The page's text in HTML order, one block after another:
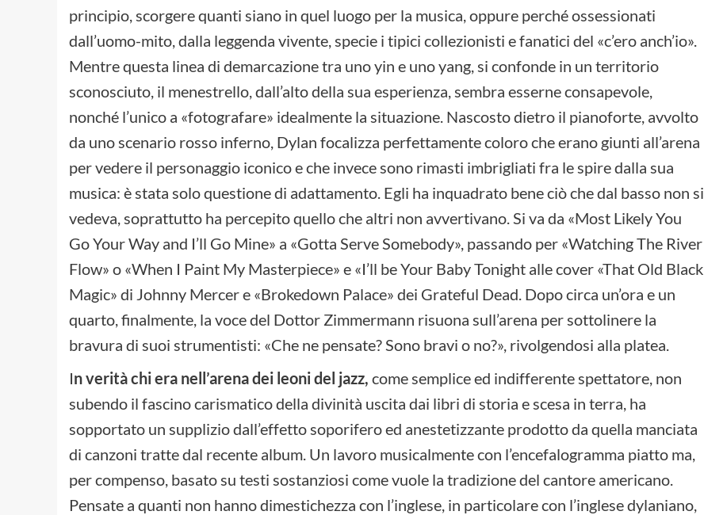
principio, scorgere quanti siano in quel luogo per la musica, oppure perché ossessionati
dall’uomo-mito, dalla leggenda vivente, specie i tipici collezionisti e fanatici del «c’ero anch’io».
Mentre questa linea di demarcazione tra uno yin e uno yang, si confonde in un territorio
sconosciuto, il menestrello, dall’alto della sua esperienza, sembra esserne consapevole,
nonché l’unico a «fotografare» idealmente la situazione. Nascosto dietro il pianoforte, avvolto
da uno scenario rosso inferno, Dylan focalizza perfettamente coloro che erano giunti all’arena
per vedere il personaggio iconico e che invece sono rimasti imbrigliati fra le spire dalla sua
musica: è stata solo questione di adattamento. Egli ha inquadrato bene ciò che dal basso non si
vedeva, soprattutto ha percepito quello che altri non avvertivano. Si va da «Most Likely You
Go Your Way and I’ll Go Mine» a «Gotta Serve Somebody», passando per «Watching The River
Flow» o «When I Paint My Masterpiece» e «I’ll be Your Baby Tonight alle cover «That Old Black
Magic» di Johnny Mercer e «Brokedown Palace» dei Grateful Dead. Dopo circa un’ora e un
quarto, finalmente, la voce del Dottor Zimmermann risuona sull’arena per sottolinere la
bravura di suoi strumentisti: «Che ne pensate? Sono bravi o no?», rivolgendosi alla platea.
In verità chi era nell’arena dei leoni del jazz, come semplice ed indifferente spettatore, non
subendo il fascino carismatico della divinità uscita dai libri di storia e scesa in terra, ha
sopportato un supplizio dall’effetto soporifero ed anestetizzante prodotto da quella manciata
di canzoni tratte dal recente album. Un lavoro musicalmente con l’encefalogramma piatto ma,
per compenso, basato su testi sostanziosi come vuole la tradizione del cantore americano.
Pensate a quanti non hanno dimestichezza con l’inglese, in particolare con l’inglese dylaniano,